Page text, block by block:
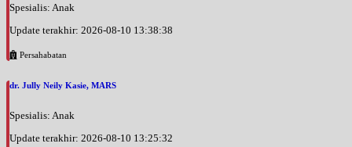
Spesialis: Anak
Update terakhir: 2026-08-10 13:38:38
Persahabatan
dr. Jully Neily Kasie, MARS
Spesialis: Anak
Update terakhir: 2026-08-10 13:25:32